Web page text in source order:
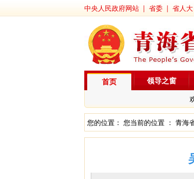
中央人民政府网站 | 省委 | 省人大
首页 领导之窗
您的位置： 您当前的位置 ： 青海